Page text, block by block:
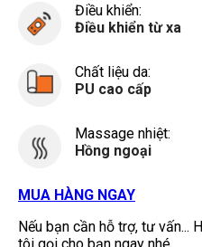
Điều khiển:
Điều khiển từ xa
Chất liệu da:
PU cao cấp
Massage nhiệt:
Hồng ngoại
MUA HÀNG NGAY
Nếu bạn cần hỗ trợ, tư vấn...
tôi gọi cho bạn ngay nhé.